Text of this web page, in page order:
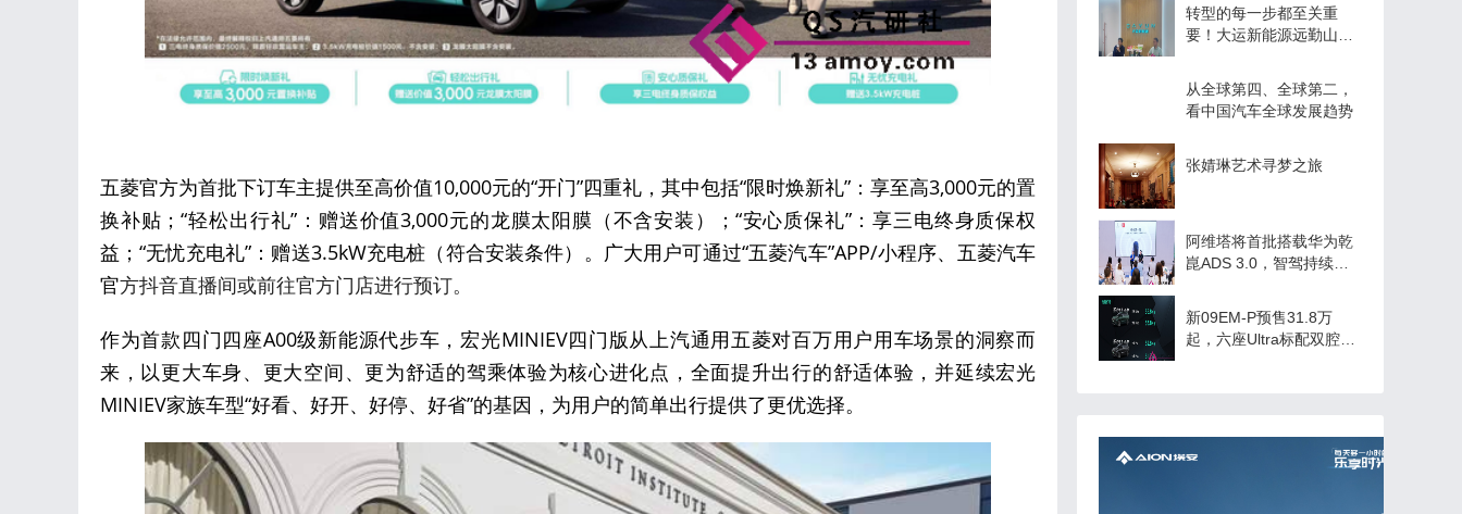
五菱官方为首批下订车主提供至高价值10,000元的“开门”四重礼，其中包括“限时焕新礼”：享至高3,000元的置
换补贴；“轻松出行礼”：赠送价值3,000元的龙膜太阳膜（不含安装）；“安心质保礼”：享三电终身质保权
益；“无忧充电礼”：赠送3.5kW充电桩（符合安装条件）。广大用户可通过“五菱汽车”APP/小程序、五菱汽车
官方抖音直播间或前往官方门店进行预订。
作为首款四门四座A00级新能源代步车，宏光MINIEV四门版从上汽通用五菱对百万用户用车场景的洞察而
来，以更大车身、更大空间、更为舒适的驾乘体验为核心进化点，全面提升出行的舒适体验，并延续宏光
MINIEV家族车型“好看、好开、好停、好省”的基因，为用户的简单出行提供了更优选择。
转型的每一步都至关重
要！大运新能源远勤山谈
从全球第四、全球第二，
看中国汽车全球发展趋势
张婧琳艺术寻梦之旅
阿维塔将首批搭载华为乾
崑ADS 3.0，智驾持续再
新09EM-P预售31.8万
起，六座Ultra标配双腔空